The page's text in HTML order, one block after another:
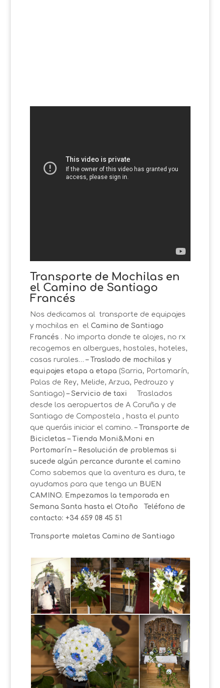
Transporte de Mochilas en
el Camino de Santiago
Francés
Nos dedicamos al transporte de equipajes
y mochilas en el Camino de Santiago
Francés . No importa donde te alojes, no rx
recogemos en albergues, hostales, hoteles,
casas rurales…– Traslado de mochilas y
equipajes etapa a etapa (Sarria, Portomarín,
Palas de Rey, Melide, Arzua, Pedrouzo y
Santiago)– Servicio de taxi
Traslados
desde los aeropuertos de A Coruña y de
Santiago de Compostela , hasta el punto
que queráis iniciar el camino. – Transporte de
Bicicletas – Tienda Moni&Moni en
Portomarín – Resolución de problemas si
sucede algún percance durante el camino
Como sabemos que la aventura es dura, te
ayudamos para que tenga un BUEN
CAMINO. Empezamos la temporada en
Semana Santa hasta el Otoño
Teléfono de
contacto: +34 659 08 45 51
Transporte maletas Camino de Santiago